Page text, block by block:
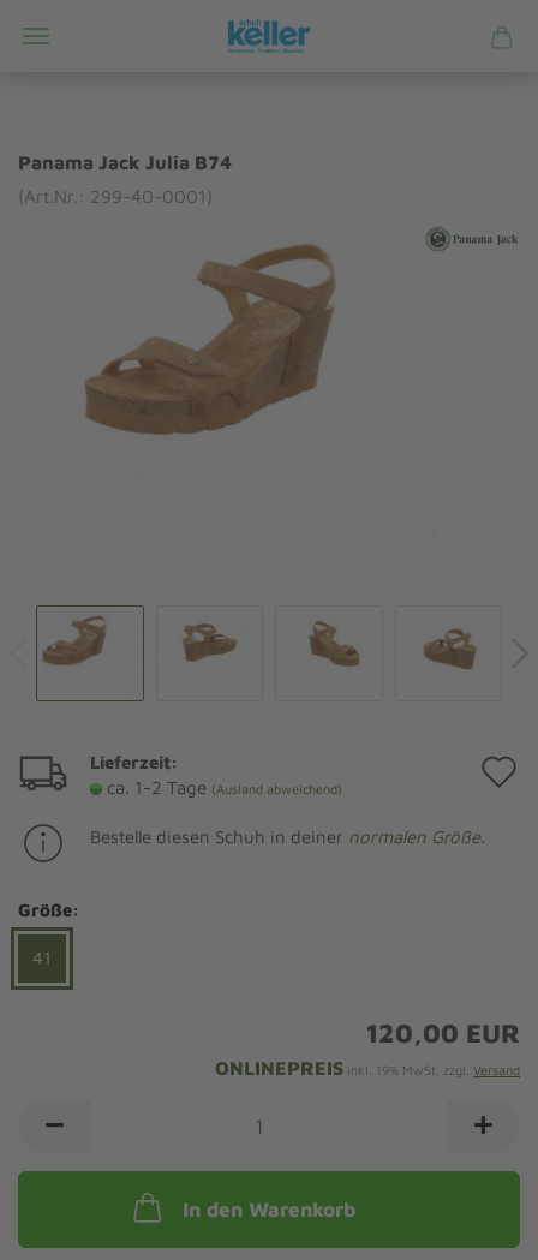
Panama Jack Julia B74
(Art.Nr.: 299-40-0001)
Lieferzeit:
ca. 1-2 Tage (Ausland abweichend)
Bestelle diesen Schuh in deiner normalen Größe.
Größe:
41
120,00 EUR
ONLINEPREIS inkl. 19% MwSt. zzgl. Versand
In den Warenkorb